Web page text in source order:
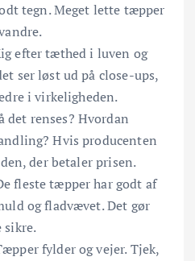
tegn. Meget lette tæpper
efter tæthed i luven og
ser løst ud på close-ups,
i virkeligheden.
det renses? Hvordan
Hvis producenten
der betaler prisen.
fleste tæpper har godt af
og fladvævet. Det gør
sikre.
fylder og vejer. Tjek,